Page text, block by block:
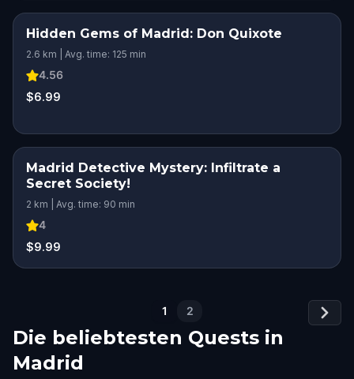
Hidden Gems of Madrid: Don Quixote
2.6 km | Avg. time: 125 min
4.56
$6.99
Madrid Detective Mystery: Infiltrate a
Secret Society!
2 km | Avg. time: 90 min
4
$9.99
1 2
Die beliebtesten Quests in
Madrid